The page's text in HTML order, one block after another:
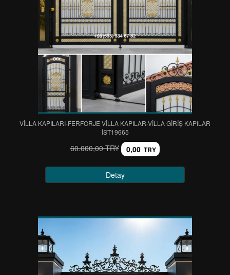
VİLLA KAPILARI-FERFORJE VİLLA KAPILAR-VİLLA GİRİŞ KAPILAR
IST19665
60.000,00 TRY 0,00 TRY
Detay